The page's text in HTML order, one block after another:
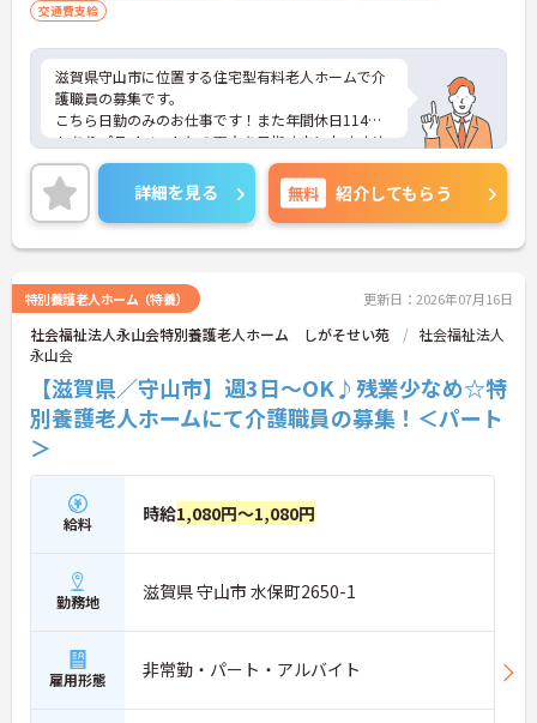
交通費支給
滋賀県守山市に位置する住宅型有料老人ホームで介
護職員の募集です。
こちら日勤のみのお仕事です！また年間休日114日
もありプライベートとの両立を目指す方におすすめ
の環境です◎
昇給や賞与制度があり、頑張りが評価されてしっか
りと職員に還元されます。さらに福利厚生も充実し
ているのは嬉しいポイントです◎
こちらの求人にご興味がございましたら面接のポイ
ます。
詳細を見る 無料 紹介してもらう
特別養護老人ホーム（特養） 更新日：2026年07月16日
社会福祉法人永山会特別養護老人ホーム しがそせい苑
社会福祉法人
永山会
【滋賀県／守山市】週3日～OK♪残業少なめ☆特
別養護老人ホームにて介護職員の募集！＜パート
＞
給料 時給1,080円～1,080円
勤務地 滋賀県 守山市 水保町2650-1
雇用形態 非常勤・パート・アルバイト